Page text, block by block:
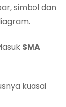
simbol dan
SMA
kuasai